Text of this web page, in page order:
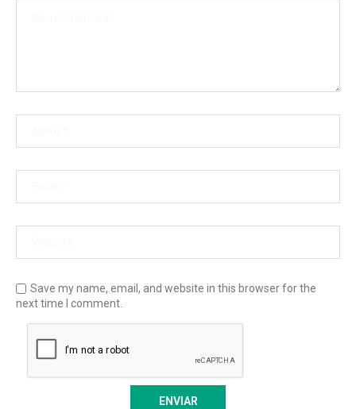
Save my name, email, and website in this browser for the
next time I comment.